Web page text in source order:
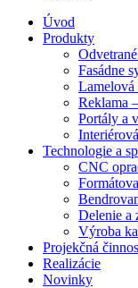
Úvod
Produkty
Fasádne
Lamelová
Reklama
Portály a
Technologie a
CNC
Delenie a
Výroba
Projekčná
Realizácie
Novinky